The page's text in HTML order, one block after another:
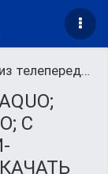
телепередач
С